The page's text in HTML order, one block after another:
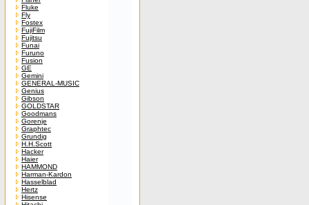
Fluke
Fly
Fostex
FujiFilm
Fujitsu
Funai
Furuno
Fusion
GE
Gemini
GENERAL-MUSIC
Genius
Gibson
GOLDSTAR
Goodmans
Gorenje
Graphtec
Grundig
H.H.Scott
Hacker
Haier
HAMMOND
Harman-Kardon
Hasselblad
Hertz
Hisense